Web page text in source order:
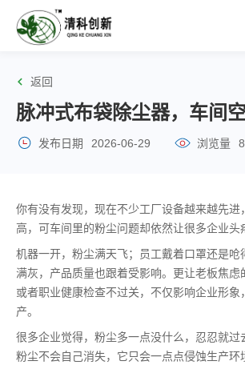
返回
脉冲式布袋除尘器，车间
发布日期 2026-06-29 浏览量
你有没有发现，现在不少工厂设备越来越先进
高，可车间里的粉尘问题却依然让很多企业头
机器一开，粉尘满天飞；员工戴着口罩还是呛
满灰，产品质量也跟着受影响。更让老板焦虑
或者职业健康检查不过关，不仅影响企业形象
产。
很多企业觉得，粉尘多一点没什么，忍忍就过
粉尘不会自己消失，它只会一点点侵蚀生产环